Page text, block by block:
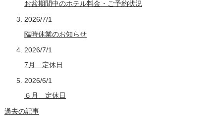
お盆期間中のホテル料金・ご予約状況
2026/7/1
臨時休業のお知らせ
2026/7/1
7月 定休日
2026/6/1
６月 定休日
過去の記事